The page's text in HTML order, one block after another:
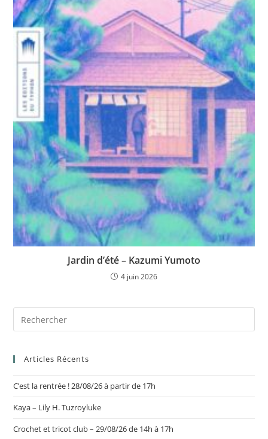
Jardin d’été – Kazumi Yumoto
4 juin 2026
Articles Récents
C’est la rentrée ! 28/08/26 à partir de 17h
Kaya – Lily H. Tuzroyluke
Crochet et tricot club – 29/08/26 de 14h à 17h